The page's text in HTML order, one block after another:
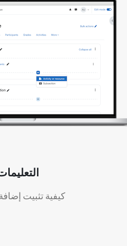
كيفية تثبيت